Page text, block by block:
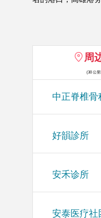
周
(30 公
中正脊椎骨
好韻診所
安禾诊所
安泰医疗社